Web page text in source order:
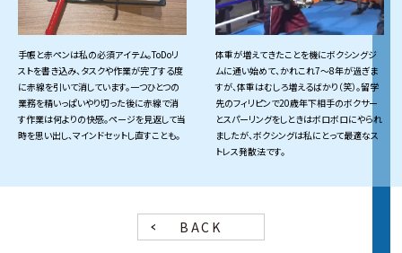
手帳と赤ペンは私の必須アイテム。ToDoリ
ストを書き込み、タスクや作業が完了する度
に赤線を引いて消しています。一つひとつの
業務を精いっぱいやり切った後に赤線で消
す作業は何よりの快感。ページを見返して当
時を思い出し、マインドセットし直すことも。
体重が増えてきたことを機にボクシングジ
ムに通い始めて、かれこれ7〜8年が過ぎま
すが、体重はむしろ増えるばかり（笑）。留学
先のフィリピンで20歳年下相手のボクサー
とスパーリングをしときはボロボロにやられ
ましたが、ボクシングは私にとって最適なス
トレス発散法です。
BACK